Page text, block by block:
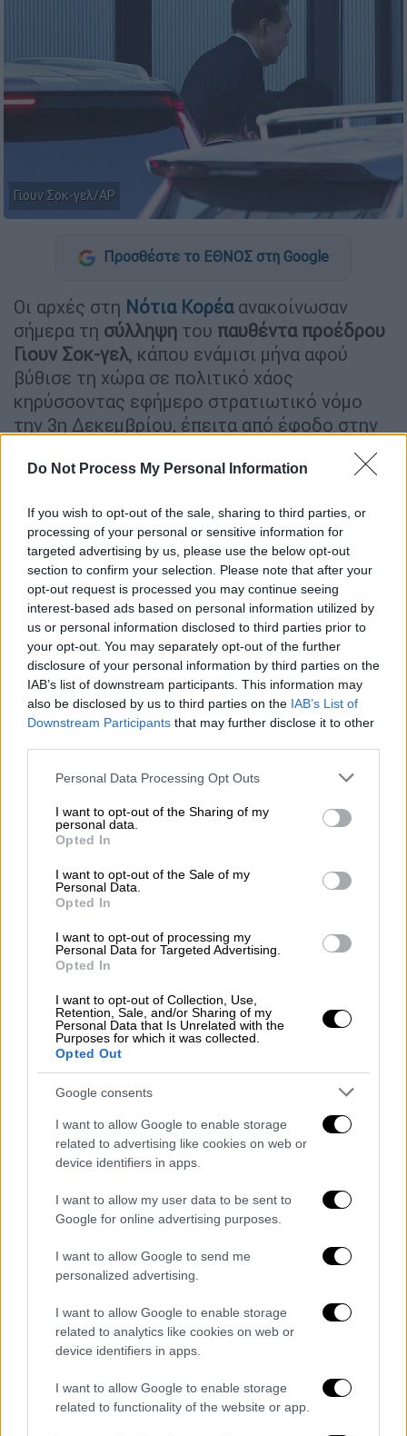
Do Not Process My Personal Information
If you wish to opt-out of the sale, sharing to third parties, or
processing of your personal or sensitive information for
targeted advertising by us, please use the below opt-out
section to confirm your selection. Please note that after your
opt-out request is processed you may continue seeing
interest-based ads based on personal information utilized by
us or personal information disclosed to third parties prior to
your opt-out. You may separately opt-out of the further
disclosure of your personal information by third parties on the
IAB’s list of downstream participants. This information may
also be disclosed by us to third parties on the IAB’s List of
Downstream Participants that may further disclose it to other
Please note that this website/app uses one or more Google
not limited to your visit or usage behaviour. You may click to
grant or deny consent to Google and its third-party tags to
use your data for below specified purposes in below Google
consent section.
Personal Data Processing Opt Outs
I want to opt-out of the Sharing of my
personal data.
Opted In
I want to opt-out of the Sale of my
Personal Data.
Opted In
I want to opt-out of processing my
Personal Data for Targeted Advertising.
Opted In
I want to opt-out of Collection, Use,
Retention, Sale, and/or Sharing of my
Personal Data that Is Unrelated with the
Purposes for which it was collected.
Opted Out
Google consents
I want to allow Google to enable storage
related to advertising like cookies on web or
device identifiers in apps.
I want to allow my user data to be sent to
Google for online advertising purposes.
I want to allow Google to send me
personalized advertising.
I want to allow Google to enable storage
related to analytics like cookies on web or
device identifiers in apps.
I want to allow Google to enable storage
related to functionality of the website or app.
Γιουν Σοκ-γελ/AP
Προσθέστε το ΕΘΝΟΣ στη Google
Οι αρχές στη Νότια Κορέαανακοίνωσαν
σήμερα τη σύλληψη του παυθέντα προέδρου
Γιουν Σοκ-γελ, κάπου ενάμισι μήνα αφού
βύθισε τη χώρα σε πολιτικό χάος
κηρύσσοντας εφήμερο στρατιωτικό νόμο
την 3η Δεκεμβρίου, έπειτα από έφοδο στην
του «εκτέλεσε ένταλμα σύλληψηςτου
προέδρου Γιουν Σοκ-γελ σήμερα στις 10:33»
(σ.σ. τοπική ώρα· 03:33 ώρα Ελλάδας),
ανακοίνωσαν οι αρχές. Ο Γιουν, που
αντιμετωπίζει δίωξη για «ανταρσία»
εξαιτίας τηςκήρυξης στρατιωτικού νόμου
κατηγορία επισύρει ως ακόμη και την ποινή
του θανάτου- είναι ο πρώτος αρχηγός του
νοτιοκορεατικού κράτους που
συλλαμβάνεται στην ιστορία της χώρας.
Αστυνομικοί, εισαγγελείς και άλλα στελέχη
της υπηρεσίας ερευνών για διαφθορά
αρχηγό του κράτους στα γραφεία της
εισαγγελίας για να ανακριθεί, σύμφωνα με το
επίσημο νοτιοκορεατικό πρακτορείο
ειδήσεων Yonhap.
ΔΙΑΒΑΣΤΕ ΕΠΙΣΗΣ
Εθνικιστικό κρεσέντο Μπαχτσελί:
Δεν νοούνται Δωδεκάνησα χωρίς την
Τουρκία!
Κόσμος|
Θέλει να εξαγοράσει το TikTok ο
Μασκ; Τι απαντά η εταιρεία
Κινητοποιήθηκαν 3.000 αστυνομικοί
για να τον συλλάβουν
Πάνω από3.000 αστυνομικοί και ερευνητές
συγκεντρώθηκαν στηνκατοικίατου
παυθέντα προέδρου πριν από τα
ξημερώματα,
διαπερνώντας
συγκεντρωμένους υποστηρικτέςτου και